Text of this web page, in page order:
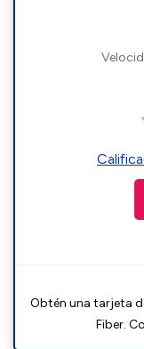
Obtén una tarjeta
Fiber.